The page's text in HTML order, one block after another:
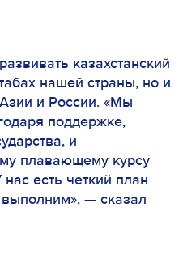
казахстанский
нашей страны, но и
и России. «Мы
поддержке,
и
плавающему курсу
есть четкий план
— сказал